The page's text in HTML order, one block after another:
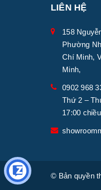
LIÊN HỆ
158
Phường
Chí Minh,
Minh,
0902 968
Thứ 2 –
17:00 chiều
© Bản quyền